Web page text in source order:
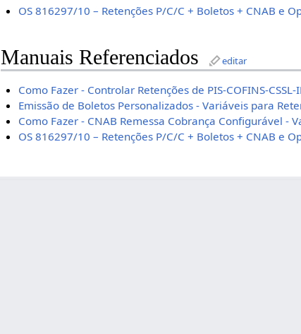
OS 816297/10 – Retenções P/C/C + Boletos + CNAB e
Manuais Referenciados editar
Como Fazer - Controlar Retenções de PIS-COFINS-
Emissão de Boletos Personalizados - Variáveis para
Como Fazer - CNAB Remessa Cobrança Configurável -
OS 816297/10 – Retenções P/C/C + Boletos + CNAB e